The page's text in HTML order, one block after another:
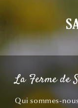
La Ferme de
Qui sommes-